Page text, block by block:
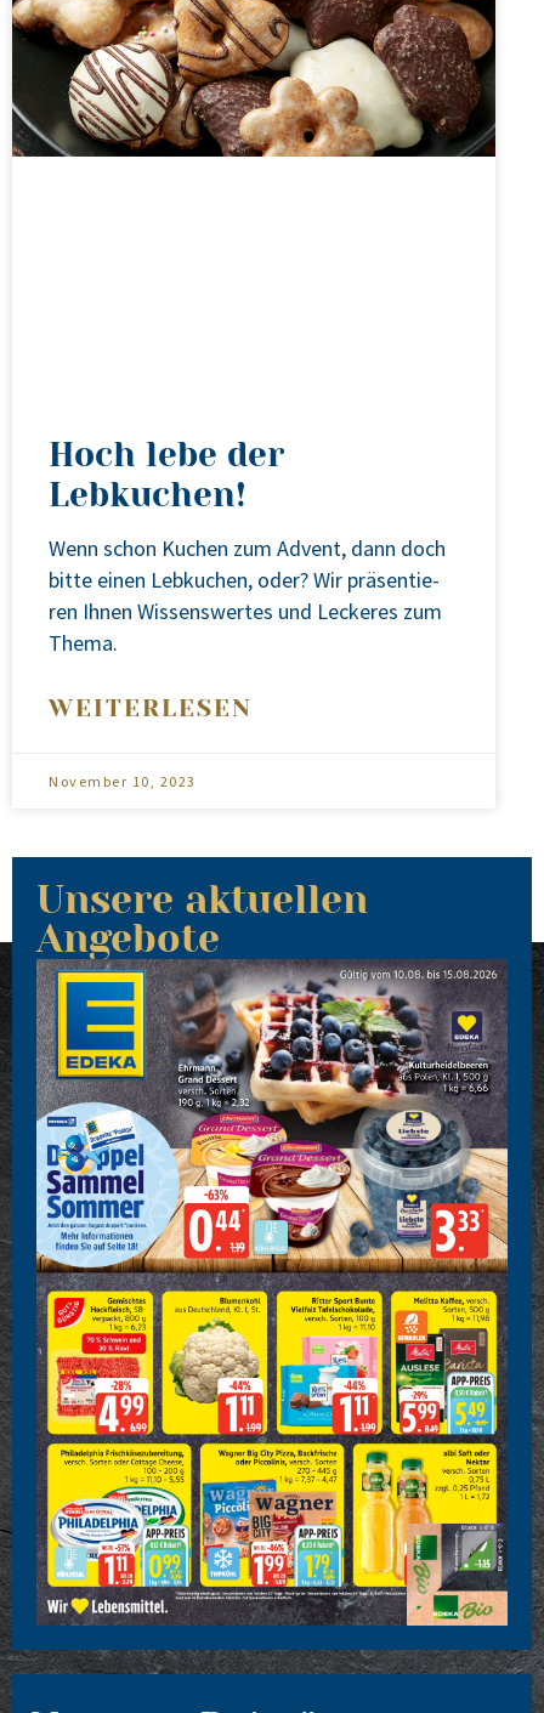
Hoch lebe der
Lebkuchen!
Wenn schon Kuchen zum Advent, dann doch
bit­te einen Leb­ku­chen, oder? Wir prä­sen­tie­
ren Ihnen Wis­sens­wer­tes und Lecke­res zum
The­ma.
WEITERLESEN
November 10, 2023
Unsere aktuellen
Angebote